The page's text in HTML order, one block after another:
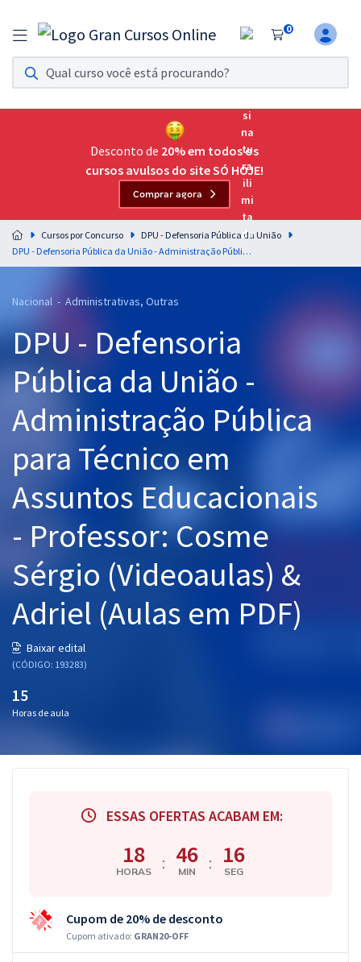
0
Assinatura Ilimitada 11
Acesso a todos os cursos. Teste grátis por 7 dias!
Assinatura OAB Até Passar
Acesso ilimitado a toda preparação para o Exame da
Residências Multiprofissionais
Preparação completa e intensiva para as principais
residências em saúde do Brasil
Cursos 20% OFF
Pós
Graduação
OAB
Questões grátis
Conteúdo gratuito
Aprovados
Atendimento
Desconto de 20% em todos os
cursos avulsos do site SÓ HOJE!
Comprar agora
Cursos por Concurso
DPU - Defensoria Pública da União
DPU - Defensoria Pública da União - Administração Pública para Técnico em Assuntos Educacionais - Professor: Cosme Sérgio (Videoaulas) & Adriel (Aulas em PDF)
Nacional - Administrativas, Outras
DPU - Defensoria
Pública da União -
Administração Pública
para Técnico em
Assuntos Educacionais
- Professor: Cosme
Sérgio (Videoaulas) &
Adriel (Aulas em PDF)
Baixar edital
(CÓDIGO: 193283)
15
Horas de aula
ESSAS OFERTAS ACABAM EM:
18
HORAS : 46
MIN : 15
SEG
Cupom de 20% de desconto
Cupom ativado: GRAN20-OFF